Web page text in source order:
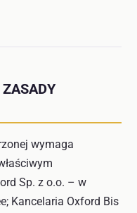
wymaga
Sp. z o.o. – w
Kancelaria Oxford Bis